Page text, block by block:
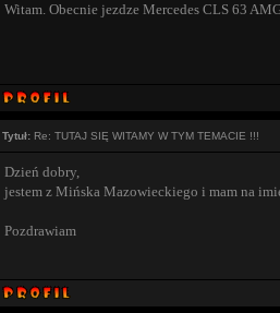
Witam. Obecnie jezdze Mercedes CLS 63
Tytuł: Re: TUTAJ SIĘ WITAMY W TYM TEMACIE !!!
Dzień dobry,
jestem z Mińska Mazowieckiego i mam na
Pozdrawiam